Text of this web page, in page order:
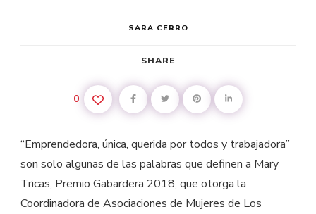
SARA CERRO
SHARE
0
“Emprendedora, única, querida por todos y trabajadora”
son solo algunas de las palabras que definen a Mary
Tricas, Premio Gabardera 2018, que otorga la
Coordinadora de Asociaciones de Mujeres de Los